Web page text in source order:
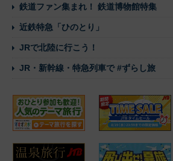
鉄道ファン集まれ！ 鉄道博物館特集
近鉄特急「ひのとり」
JRで北陸に行こう！
JR・新幹線・特急列車で #ずらし旅